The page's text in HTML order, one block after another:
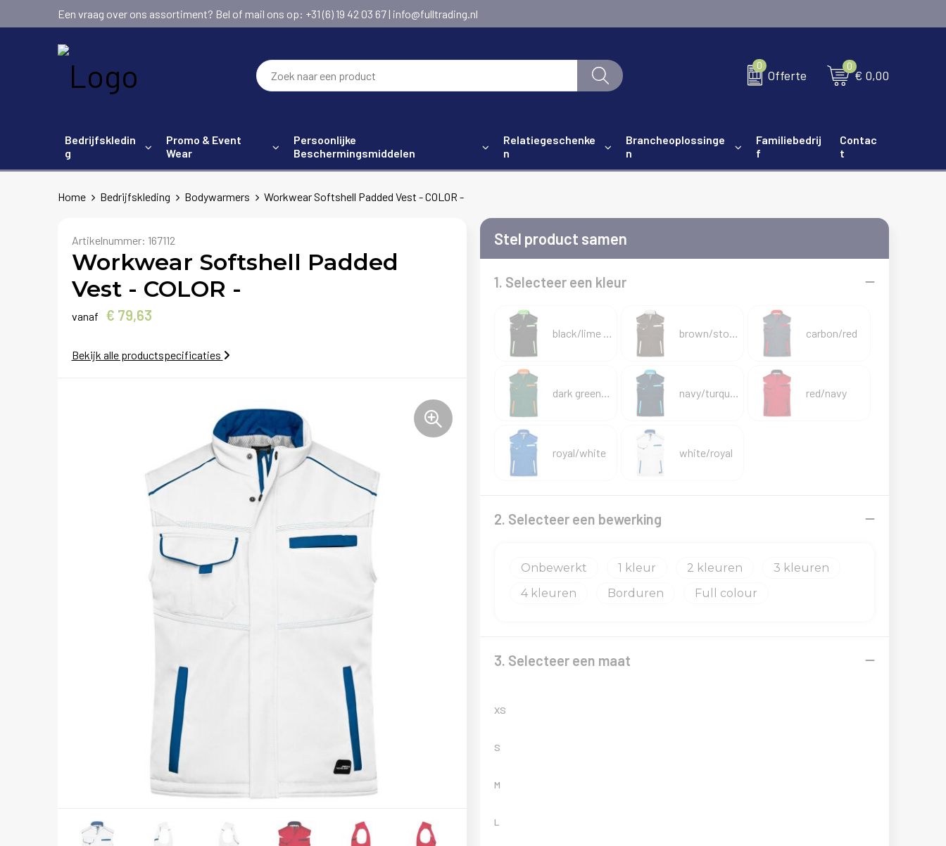
Een vraag over ons assortiment? Bel of mail ons op: +31 (6) 19 42 03 67 | info@fulltrading.nl
0
Offerte
0
€ 0,00
Bedrijfskledin
g
Promo & Event
Wear
Persoonlijke
Beschermingsmiddelen
Relatiegeschenke
n
Brancheoplossinge
n
Familiebedrij
f
Contac
t
Home Bedrijfskleding Bodywarmers Workwear Softshell Padded Vest - COLOR -
Artikelnummer: 167112
Workwear Softshell Padded
Vest - COLOR -
vanaf € 79,63
Bekijk alle productspecificaties
Stel product samen
1. Selecteer een kleur
black/lime green brown/stone carbon/red
dark green/orange navy/turquoise red/navy
royal/white white/royal
2. Selecteer een bewerking
Onbewerkt 1 2
3
4
Borduren Full colour
3. Selecteer een maat
XS
S
M
L